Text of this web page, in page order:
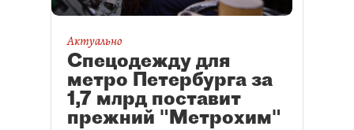
Актуально
Спецодежду для
метро Петербурга за
1,7 млрд поставит
прежний "Метрохим"